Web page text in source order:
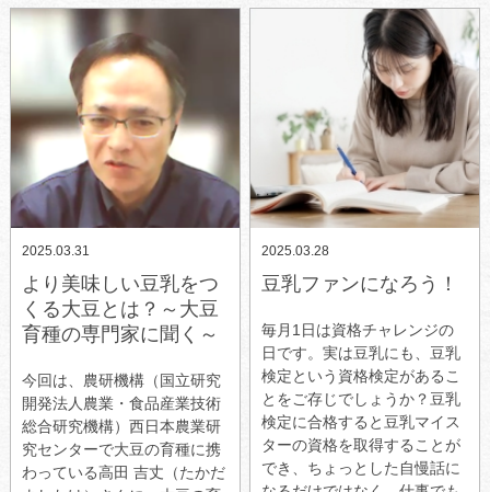
2025.03.31
より美味しい豆乳をつ
くる大豆とは？～大豆
育種の専門家に聞く～
今回は、農研機構（国立研究
開発法人農業・食品産業技術
総合研究機構）西日本農業研
究センターで大豆の育種に携
わっている高田 吉丈（たかだ
2025.03.28
豆乳ファンになろう！
毎月1日は資格チャレンジの
日です。実は豆乳にも、豆乳
検定という資格検定があるこ
とをご存じでしょうか？豆乳
検定に合格すると豆乳マイス
ターの資格を取得することが
でき、ちょっとした自慢話に